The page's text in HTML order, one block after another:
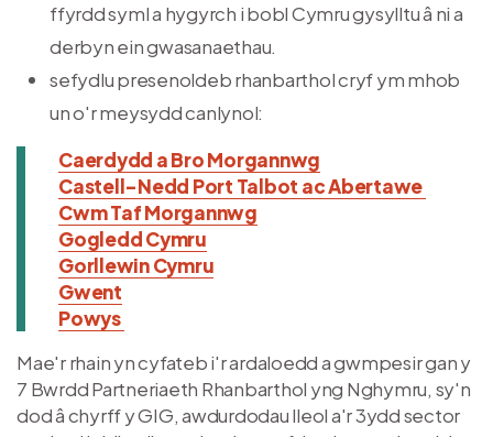
ffyrdd syml a hygyrch i bobl Cymru gysylltu â ni a
derbyn ein gwasanaethau.
sefydlu presenoldeb rhanbarthol cryf ym mhob
un o'r meysydd canlynol:
Caerdydd a Bro Morgannwg
Castell-Nedd Port Talbot ac Abertawe
Cwm Taf Morgannwg
Gogledd Cymru
Gorllewin Cymru
Gwent
Powys
Mae'r rhain yn cyfateb i'r ardaloedd a gwmpesir gan y
7 Bwrdd Partneriaeth Rhanbarthol yng Nghymru, sy'n
dod â chyrff y GIG, awdurdodau lleol a'r 3ydd sector